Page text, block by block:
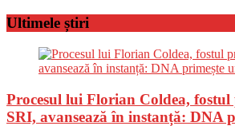
Ultimele știri
Procesul lui Florian Coldea,
SRI, avansează în instanță: DNA